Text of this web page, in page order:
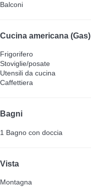
Balconi
Cucina americana (Gas)
Frigorifero
Stoviglie/posate
Utensili da cucina
Caffettiera
Bagni
1 Bagno con doccia
Vista
Montagna